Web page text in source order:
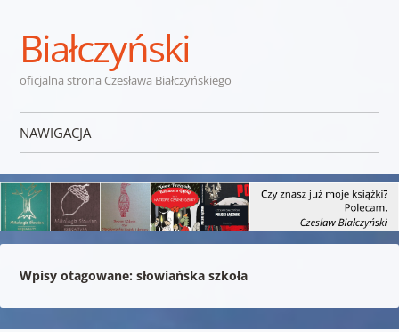
Białczyński
oficjalna strona Czesława Białczyńskiego
NAWIGACJA
Wpisy otagowane: słowiańska szkoła